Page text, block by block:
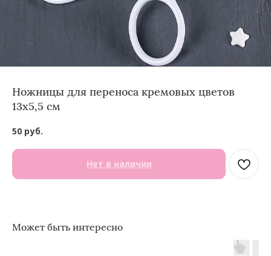
Ножницы для переноса кремовых цветов
13х5,5 см
50 руб.
Нет в наличии
Может быть интересно